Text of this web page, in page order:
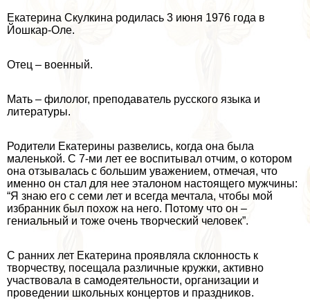
Екатерина Скулкина родилась 3 июня 1976 года в
Йошкар-Оле.
Отец – военный.
Мать – филолог, преподаватель русского языка и
литературы.
Родители Екатерины развелись, когда она была
маленькой. С 7-ми лет ее воспитывал отчим, о котором
она отзывалась с большим уважением, отмечая, что
именно он стал для нее эталоном настоящего мужчины:
“Я знаю его с семи лет и всегда мечтала, чтобы мой
избранник был похож на него. Потому что он –
гениальный и тоже очень творческий человек”.
С ранних лет Екатерина проявляла склонность к
творчеству, посещала различные кружки, активно
участвовала в самодеятельности, организации и
проведении школьных концертов и праздников.